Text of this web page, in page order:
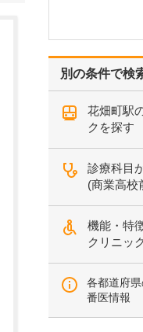
別の条件で検
花畑町駅
クを探す
診療科目
(商業高校
機能・特
クリニッ
各都道府
番医情報